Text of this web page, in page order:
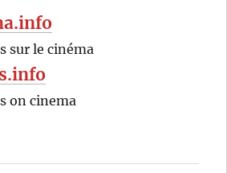
sur le cinéma
on cinema